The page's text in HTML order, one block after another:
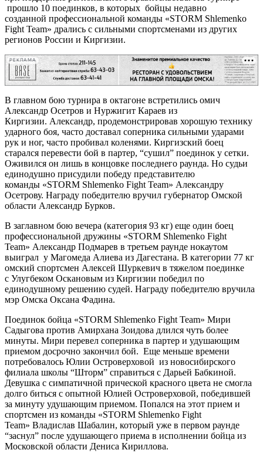
прошло 10 поединков, в которых бойцы недавно
созданной профессиональной команды «STORM Shlemenko
Fight Team» дрались с сильными спортсменами из других
регионов России и Киргизии.
РЕКЛАМА
В главном бою турнира в октагоне встретились омич
Александр Осетров и Нуржигит Караев из
Киргизии. Александр, продемонстрировав хорошую технику
ударного боя, часто доставал соперника сильными ударами
рук и ног, часто пробивал коленями. Киргизский боец
старался перевести бой в партер, “сушил” поединок у сетки.
Оживился он лишь в концовке последнего раунда. Но судьи
единодушно присудили победу представителю
команды «STORM Shlemenko Fight Team» Александру
Осетрову. Награду победителю вручил губернатор Омской
области Александр Бурков.
В заглавном бою вечера (категория 93 кг) еще один боец
профессиональной дружины «STORM Shlemenko Fight
Team» Александр Подмарев в третьем раунде нокаутом
выиграл у Магомеда Алиева из Дагестана. В категории 77 кг
омский спортсмен Алексей Шуркевич в тяжелом поединке
с Улугбеком Оскановым из Киргизии победил по
единодушному решению судей. Награду победителю вручила
мэр Омска Оксана Фадина.
Поединок бойца «STORM Shlemenko Fight Team» Мири
Садыгова против Амирхана Зоидова длился чуть более
минуты. Мири перевел соперника в партер и удушающим
приемом досрочно закончил бой. Еще меньше времени
потребовалось Юлии Островерховой из новосибирского
филиала школы “Шторм” справиться с Дарьей Бабкиной.
Девушка с симпатичной прической красного цвета не смогла
долго биться с опытной Юлией Островерховой, победившей
за минуту удушающим приемом. Попался на этот прием и
спортсмен из команды «STORM Shlemenko Fight
Team» Владислав Шабалин, который уже в первом раунде
“заснул” после удушающего приема в исполнении бойца из
Московской области Дениса Кириллова.